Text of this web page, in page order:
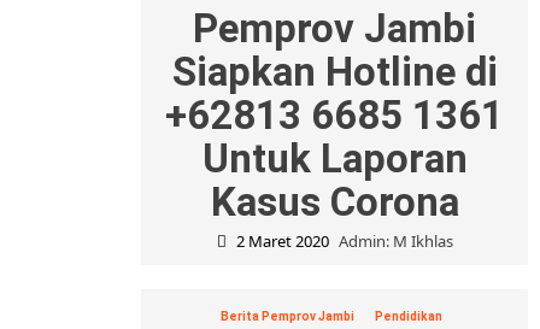
Pemprov Jambi
Siapkan Hotline di
+62813 6685 1361
Untuk Laporan
Kasus Corona
2 Maret 2020 Admin: M Ikhlas
Berita Pemprov Jambi Pendidikan